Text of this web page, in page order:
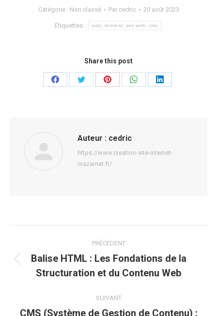
Catégorie : Non classé Par cedric 20 août 2023
Étiquettes : web; interent; site web; cms
Share this post
PartagerPartagerPartagerPartagerPartager
Auteur : cedric
https://www.creation-site-internet-
mazamet.fr/
Navigation
article
PRÉCÉDENT
Article
précédent
Balise HTML : Les Fondations de la
Structuration et du Contenu Web
SUIVANT
CMS (Système de Gestion de Contenu) :